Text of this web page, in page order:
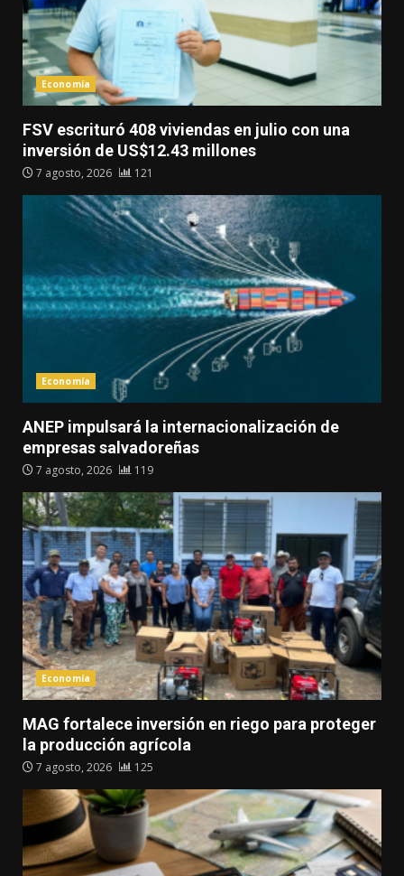
Economía
FSV escrituró 408 viviendas en julio con una
inversión de US$12.43 millones
7 agosto, 2026 121
Economía
ANEP impulsará la internacionalización de
empresas salvadoreñas
7 agosto, 2026 119
Economía
MAG fortalece inversión en riego para proteger
la producción agrícola
7 agosto, 2026 125